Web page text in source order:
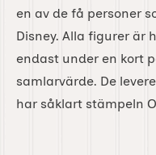
en av de få personer
Disney. Alla figurer är
endast under en kort
samlarvärde. De
har såklart stämpeln